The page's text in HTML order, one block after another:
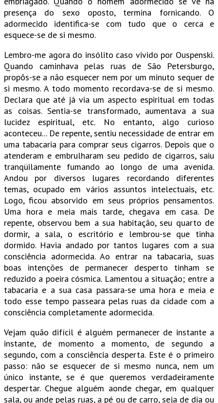
presença do sexo oposto, termina fornicando. O
adormecido identifica-se com tudo que o cerca e
esquece-se de si mesmo.
Lembro-me agora do insólito caso vivido por Ouspenski.
Quando caminhava pelas ruas de São Petersburgo,
propôs-se a não esquecer nem por um minuto sequer de
si mesmo. A todo momento recordava-se de si mesmo.
Declara que até já via um aspecto espiritual em todas
as coisas. Sentia-se transformado, aumentava a sua
lucidez espiritual, etc. No entanto, algo curioso
aconteceu... De repente, sentiu necessidade de entrar em
uma tabacaria para comprar seus cigarros. Depois que o
atenderam e embrulharam seu pedido de cigarros, saiu
tranqüilamente fumando ao longo de uma avenida.
Andou por diversos lugares recordando diferentes
temas, ocupado em vários assuntos intelectuais, etc.
Logo, ficou absorvido em seus próprios pensamentos.
Uma hora e meia mais tarde, chegava em casa. De
repente, observou bem a sua habitação, seu quarto de
dormir, a sala, o escritório e lembrou-se que tinha
dormido. Havia andado por tantos lugares com a sua
consciência adormecida. Ao entrar na tabacaria, suas
boas intenções de permanecer desperto tinham se
reduzido a poeira cósmica. Lamentou a situação; entre a
tabacaria e a sua casa passara-se uma hora e meia e
todo esse tempo passeara pelas ruas da cidade com a
consciência completamente adormecida.
Vejam quão difícil é alguém permanecer de instante a
instante, de momento a momento, de segundo a
segundo, com a consciência desperta. Este é o primeiro
passo: não se esquecer de si mesmo nunca, nem um
único instante, se é que queremos verdadeiramente
despertar. Chegue alguém aonde chegar, em qualquer
sala, ou ande pelas ruas, a pé ou de carro, seja de dia ou